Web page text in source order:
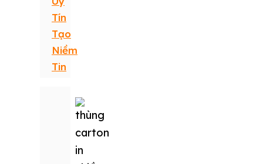
Tín
Tạo
Niềm
Tin